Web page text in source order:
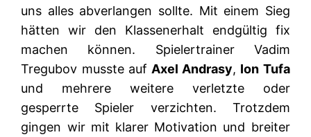
uns alles abverlangen sollte. Mit einem Sieg
hätten wir den Klassenerhalt endgültig fix
machen können. Spielertrainer Vadim
Tregubov musste auf Axel Andrasy, Ion Tufa
und mehrere weitere verletzte oder
gesperrte Spieler verzichten. Trotzdem
gingen wir mit klarer Motivation und breiter